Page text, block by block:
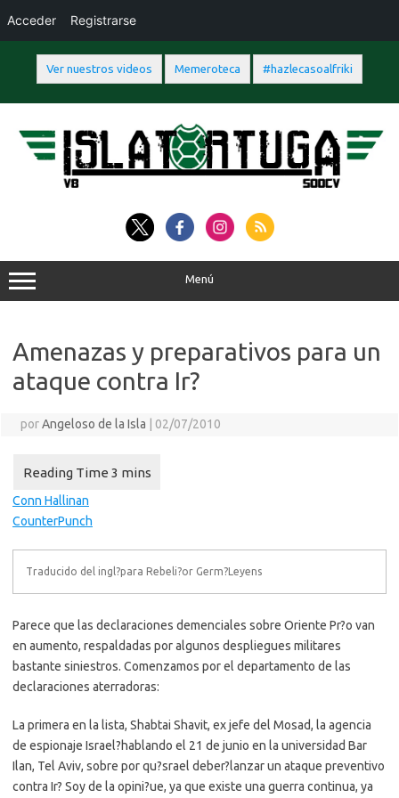
Ver nuestros videos Memeroteca #hazlecasoalfriki
contenido
Menú
Amenazas y preparativos para un
ataque contra Ir?
porAngeloso de la Isla 02/07/2010
Conn Hallinan
CounterPunch
Traducido del ingl?para Rebeli?or Germ?Leyens
Parece que las declaraciones demenciales sobre Oriente Pr?o van
en aumento, respaldadas por algunos despliegues militares
bastante siniestros. Comenzamos por el departamento de las
declaraciones aterradoras:
La primera en la lista, Shabtai Shavit, ex jefe del Mosad, la agencia
de espionaje Israel?hablando el 21 de junio en la universidad Bar
Ilan, Tel Aviv, sobre por qu?srael deber?lanzar un ataque preventivo
contra Ir? Soy de la opini?ue, ya que existe una guerra continua, ya
Acceder Registrarse